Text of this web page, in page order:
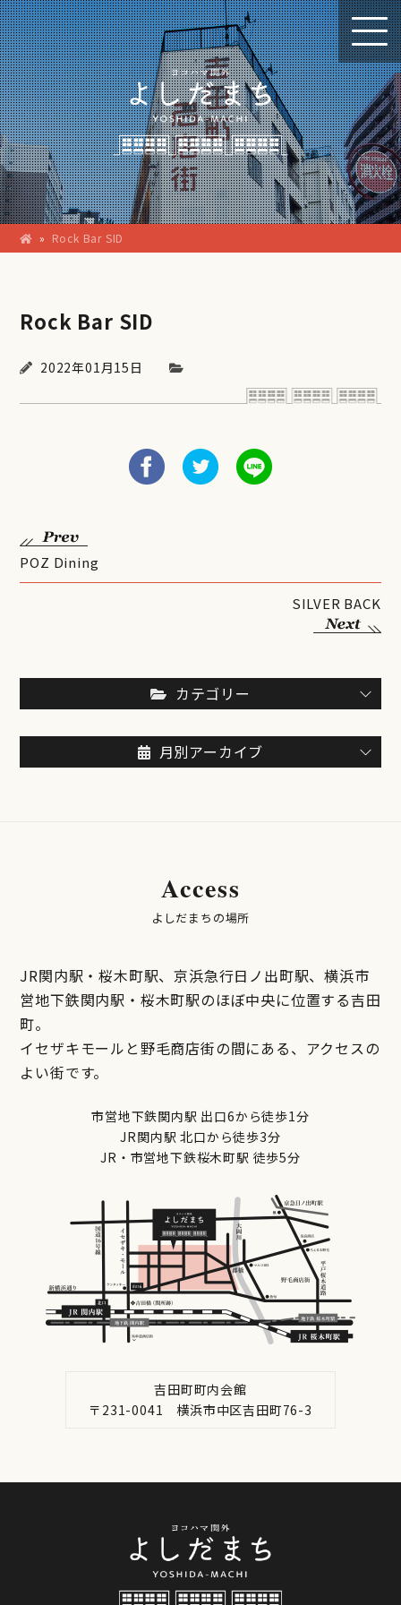
» Rock Bar SID
Rock Bar SID
2022年01月15日
POZ Dining
SILVER BACK
カテゴリー
月別アーカイブ
Access
よしだまちの場所
JR関内駅・桜木町駅、京浜急行日ノ出町駅、横浜市
営地下鉄関内駅・桜木町駅のほぼ中央に位置する吉田
町。
イセザキモールと野毛商店街の間にある、アクセスの
よい街です。
市営地下鉄関内駅 出口6から徒歩1分
JR関内駅 北口から徒歩3分
JR・市営地下鉄桜木町駅 徒歩5分
吉田町町内会館
〒231-0041 横浜市中区吉田町76-3